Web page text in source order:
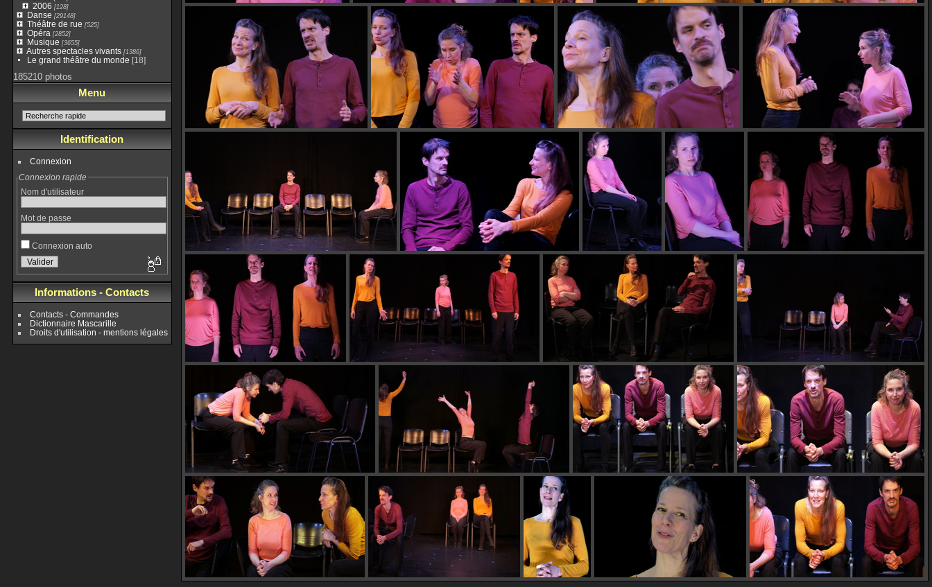
2006 [128]
Danse [29148]
Théâtre de rue [525]
Opéra [2852]
Musique [3655]
Autres spectacles vivants[1386]
Le grand théâtre du monde [18]
185210 photos
Menu
Identification
Connexion
Connexion rapide
Nom d'utilisateur
Mot de passe
Connexion auto
Informations - Contacts
Contacts - Commandes
Dictionnaire Mascarille
Droits d'utilisation - mentions légales